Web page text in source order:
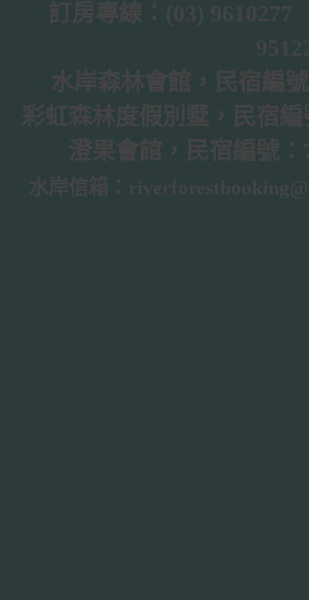
訂房專線：(03)
水岸森林會館，民宿編
彩虹森林度假別墅，民宿
澄果會館，民宿編號
水岸信箱：